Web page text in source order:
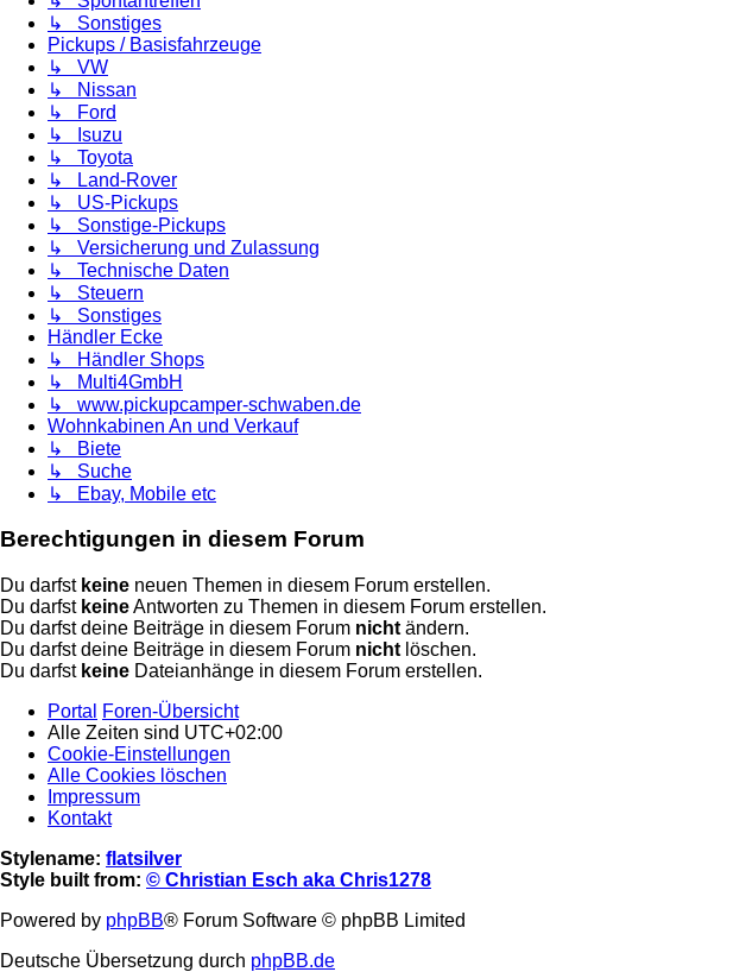
↳ Sonstiges
Pickups / Basisfahrzeuge
↳ VW
↳ Nissan
↳ Ford
↳ Isuzu
↳ Toyota
↳ Land-Rover
↳ US-Pickups
↳ Sonstige-Pickups
↳ Versicherung und Zulassung
↳ Technische Daten
↳ Steuern
↳ Sonstiges
Händler Ecke
↳ Händler Shops
↳ Multi4GmbH
↳ www.pickupcamper-schwaben.de
Wohnkabinen An und Verkauf
↳ Biete
↳ Suche
↳ Ebay, Mobile etc
Berechtigungen in diesem Forum
Du darfst keine neuen Themen in diesem Forum erstellen.
Du darfst keineAntworten zu Themen in diesem Forum erstellen.
Du darfst deine Beiträge in diesem Forum nicht ändern.
Du darfst deine Beiträge in diesem Forum nicht löschen.
Du darfst keine Dateianhänge in diesem Forum erstellen.
Portal
Foren-Übersicht
Alle Zeiten sind UTC+02:00
Cookie-Einstellungen
Alle Cookies löschen
Impressum
Kontakt
Stylename: flatsilver
Style built from: © Christian Esch aka Chris1278
Powered by phpBB® Forum Software © phpBB Limited
Deutsche Übersetzung durch phpBB.de